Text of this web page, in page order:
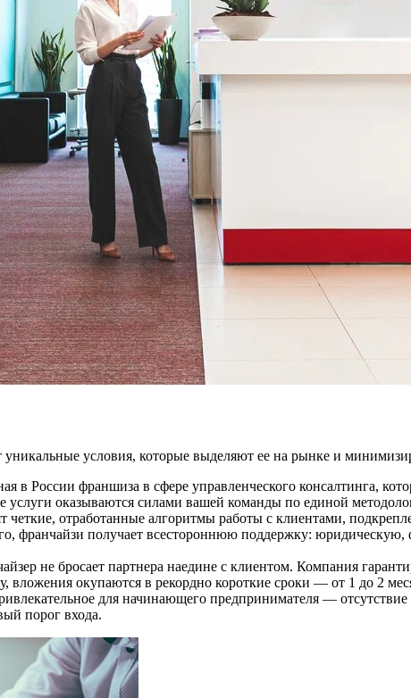
условия, которые выделяют ее на рынке и
в России франшиза в сфере управленческого консалтинга,
услуги оказываются силами вашей команды по единой
четкие, отработанные алгоритмы работы с клиентами,
франчайзи получает всестороннюю поддержку:
не бросает партнера наедине с клиентом. Компания
вложения окупаются в рекордно короткие сроки — от 1 до 2
для начинающего предпринимателя —
порог входа.